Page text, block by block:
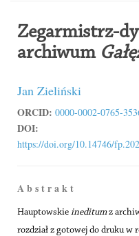
Zegarmistrz-
archiwum
Jan Zieliński
ORCID: 0000-0002-0765-
DOI:
https://doi.org/10.14746/
A b s t r a k t
Hauptowskie ineditumz
rozdział z gotowej do druku w